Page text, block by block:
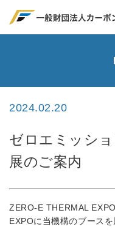
2024.02.20
ゼロエミッシ
展のご案内
ZERO-E THERMAL
EXPOに当機構のブースを